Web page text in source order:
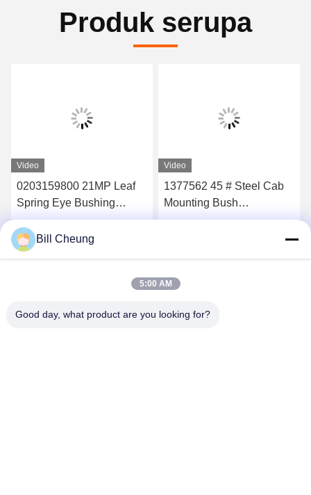
Produk serupa
Video
0203159800 21MP Leaf
Spring Eye Bushing
HB75-80 Untuk BPW
Dapatkan Harga Terbaik
Video
1377562 45 # Steel Cab
Mounting Bush
16x60x80mm Untuk Truk
Dapatkan Harga Terbaik
Bill Cheung
5:00 AM
Good day, what product are you looking for?